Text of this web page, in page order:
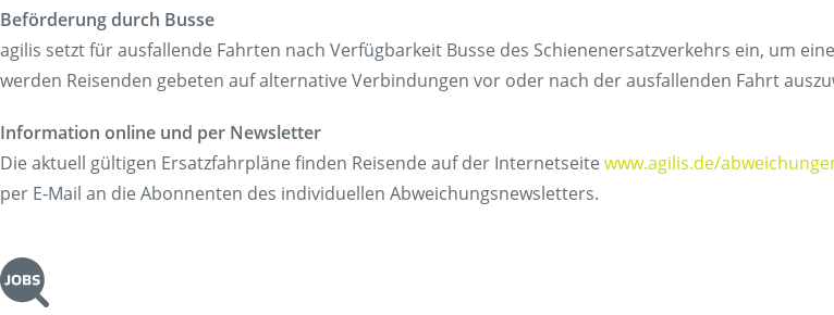
Beförderung durch Busse
agilis setzt für ausfallende Fahrten nach Verfügbarkeit Busse des Schienenersatzverkehrs ein, um
werden Reisenden gebeten auf alternative Verbindungen vor oder nach der ausfallenden Fahrt
Information online und per Newsletter
Die aktuell gültigen Ersatzfahrpläne finden Reisende auf der Internetseite www.agilis.de/
per E-Mail an die Abonnenten des individuellen Abweichungsnewsletters.